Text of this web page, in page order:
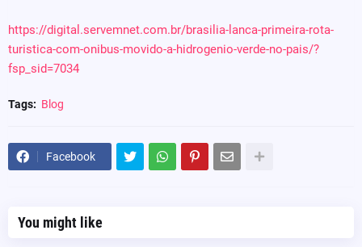
https://digital.servemnet.com.br/brasilia-lanca-primeira-rota-
turistica-com-onibus-movido-a-hidrogenio-verde-no-pais/?
fsp_sid=7034
Tags: Blog
Facebook
You might like